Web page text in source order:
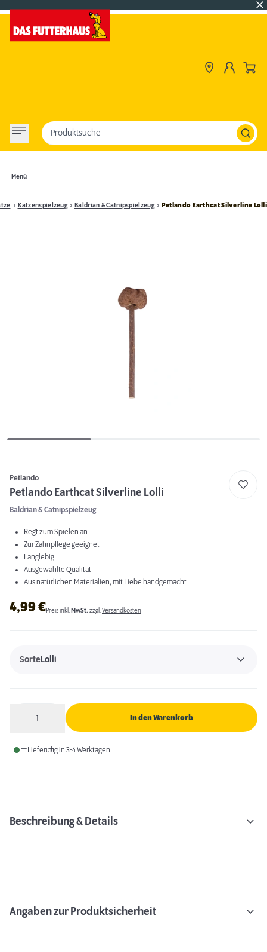
Menü
Produktsuche
Katzenspielzeug Baldrian & Catnipspielzeug Petlando Earthcat Silverline Lolli
Petlando
Petlando Earthcat Silverline Lolli
Baldrian & Catnipspielzeug
Regt zum Spielen an
Zur Zahnpflege geeignet
Langlebig
Ausgewählte Qualität
Aus natürlichen Materialien, mit Liebe handgemacht
4,99€Preis inkl. MwSt. zzgl.Versandkosten
Sorte Lolli
1 In den Warenkorb
Lieferung in 3-4 Werktagen
Beschreibung & Details
Angaben zur Produktsicherheit